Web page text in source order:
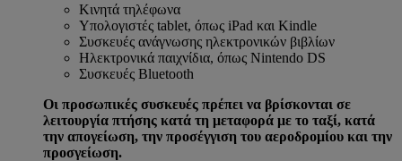
Κινητά τηλέφωνα
Υπολογιστές tablet, όπως iPad και Kindle
Συσκευές ανάγνωσης ηλεκτρονικών βιβλίων
Ηλεκτρονικά παιχνίδια, όπως Nintendo DS
Συσκευές Bluetooth
Οι προσωπικές συσκευές πρέπει να βρίσκονται σε
λειτουργία πτήσης κατά τη μεταφορά με το ταξί, κατά
την απογείωση, την προσέγγιση του αεροδρομίου και την
προσγείωση.